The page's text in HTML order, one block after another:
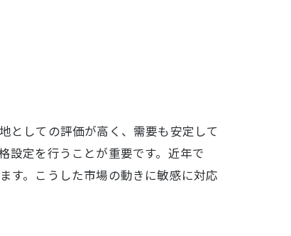
としての評価が高く、需要も安定して
設定を行うことが重要です。近年で
す。こうした市場の動きに敏感に対応